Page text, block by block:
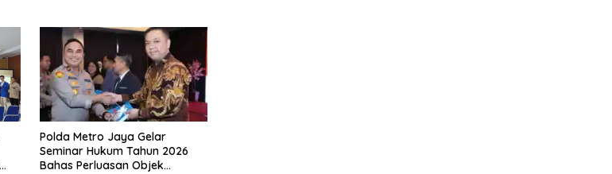
Polda Metro Jaya Gelar
Seminar Hukum Tahun 2026
Bahas Perluasan Objek